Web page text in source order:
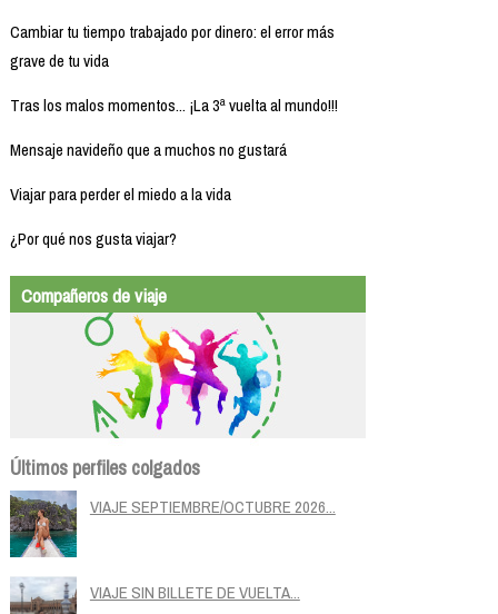
Cambiar tu tiempo trabajado por dinero: el error más
grave de tu vida
Tras los malos momentos... ¡La 3ª vuelta al mundo!!!
Mensaje navideño que a muchos no gustará
Viajar para perder el miedo a la vida
¿Por qué nos gusta viajar?
Compañeros de viaje
Últimos perfiles colgados
VIAJE SEPTIEMBRE/OCTUBRE 2026...
VIAJE SIN BILLETE DE VUELTA...